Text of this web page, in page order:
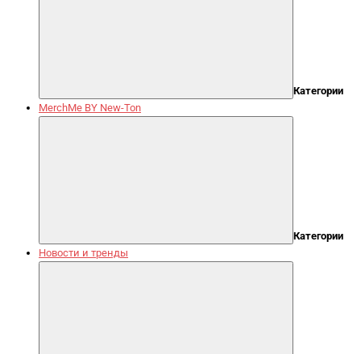
Категории
MerchMe BY New-Ton
Категории
Новости и тренды